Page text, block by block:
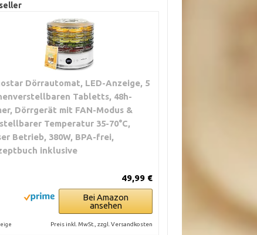
Dörrautomat, LED-Anzeige, 5
Tabletts, 48h-
Dörrgerät mit FAN-Modus &
Temperatur 35-70°C,
Betrieb, 380W, BPA-frei,
inklusive
49,99 €
Bei Amazon
ansehen
Preis inkl. MwSt., zzgl. Versandkosten